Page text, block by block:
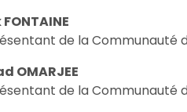
de la Communauté
OMARJEE
de la Communauté